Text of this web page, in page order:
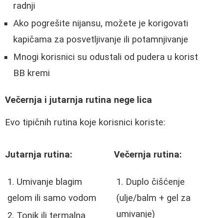
radnji
Ako pogrešite nijansu, možete je korigovati
kapičama za posvetljivanje ili potamnjivanje
Mnogi korisnici su odustali od pudera u korist
BB kremi
Večernja i jutarnja rutina nege lica
Evo tipičnih rutina koje korisnici koriste:
Jutarnja rutina:
Umivanje blagim
gelom ili samo vodom
Tonik ili termalna
Večernja rutina:
Duplo čišćenje
(ulje/balm + gel za
umivanje)